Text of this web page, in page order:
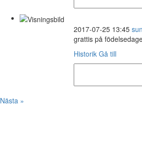
2017-07-25 13:45
grattis på
Historik Gå till
Nästa »